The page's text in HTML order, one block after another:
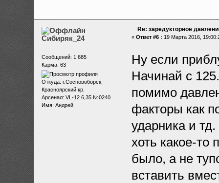
Сибиряк_24
Сообщений: 1 685
Карма: 63
Откуда: г.Сосновоборск,
Красноярский кр.
Арсенал: VL-12 6,35 №0240
Имя: Андрей
Re: заредукторное
« Ответ #6 : 19 Марта 2016,
Ну если
Начинай с
помимо
факторы как
ударника и
хоть какое-то
было, а не
вставить